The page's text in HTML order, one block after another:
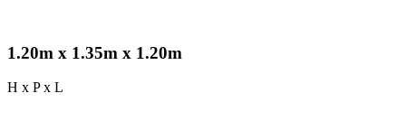
1.20m x 1.35m x 1.20m
H x P x L